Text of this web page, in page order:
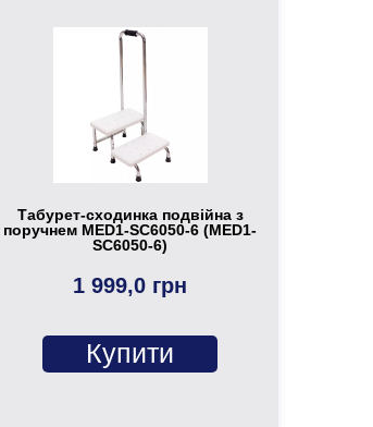
Табурет-сходинка подвійна з
поручнем MED1-SC6050-6 (MED1-
SC6050-6)
1 999,0 грн
Купити